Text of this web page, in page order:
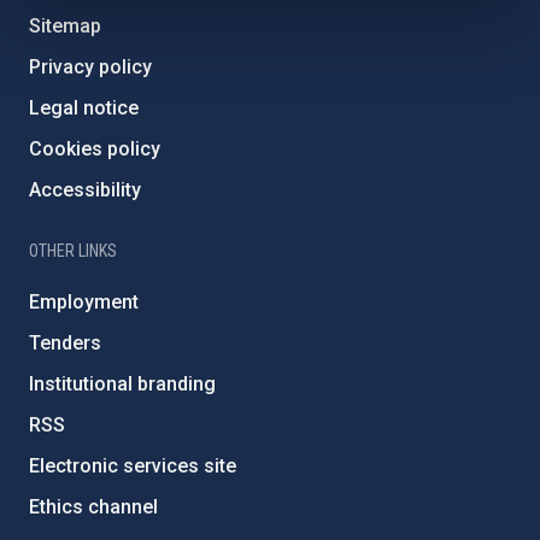
Sitemap
Privacy policy
Legal notice
Cookies policy
Accessibility
OTHER LINKS
Employment
Tenders
Institutional branding
RSS
Electronic services site
Ethics channel